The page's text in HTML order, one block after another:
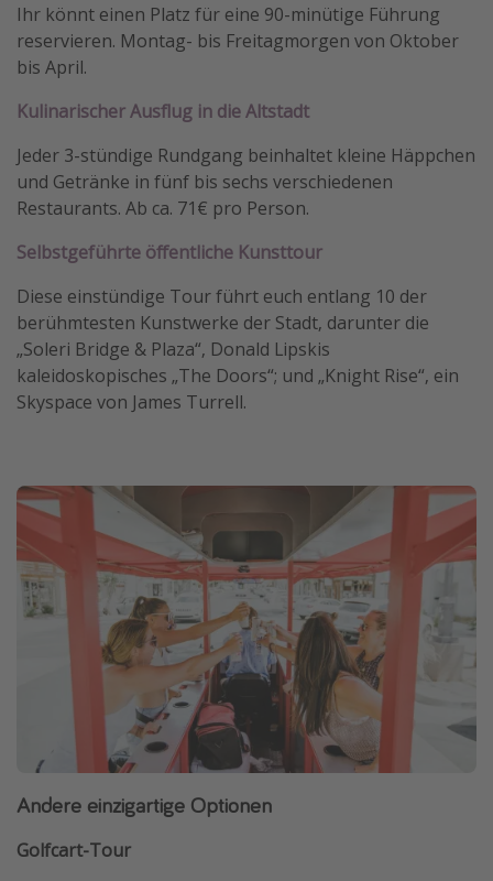
Ihr könnt einen Platz für eine 90-minütige Führung
reservieren. Montag- bis Freitagmorgen von Oktober
bis April.
Kulinarischer Ausflug in die Altstadt
Jeder 3-stündige Rundgang beinhaltet kleine Häppchen
und Getränke in fünf bis sechs verschiedenen
Restaurants. Ab ca. 71€ pro Person.
Selbstgeführte öffentliche Kunsttour
Diese einstündige Tour führt euch entlang 10 der
berühmtesten Kunstwerke der Stadt, darunter die
„Soleri Bridge & Plaza“, Donald Lipskis
kaleidoskopisches „The Doors“; und „Knight Rise“, ein
Skyspace von James Turrell.
Andere einzigartige Optionen
Golfcart-Tour